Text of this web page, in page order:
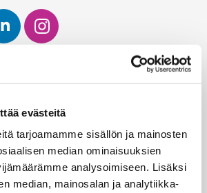
evästeitä
tarjoamamme sisällön ja mainosten
median ominaisuuksien
analysoimiseen. Lisäksi
median, mainosalan ja analytiikka-